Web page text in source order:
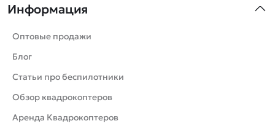
Машинки
Танки
Вертолеты
Катера
Роботы
Самолеты
Информация
Оптовые продажи
Блог
Статьи про беспилотники
Обзор квадрокоптеров
Аренда Квадрокоптеров